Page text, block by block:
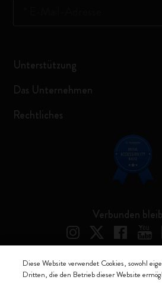
Unterstützung
Das Unternehmen
Rechtliches
Verbunden
Moleskine ® ist ein eingetragenes
Diese Website verwendet Cookies, sowohl
Dritten, die den Betrieb dieser Website